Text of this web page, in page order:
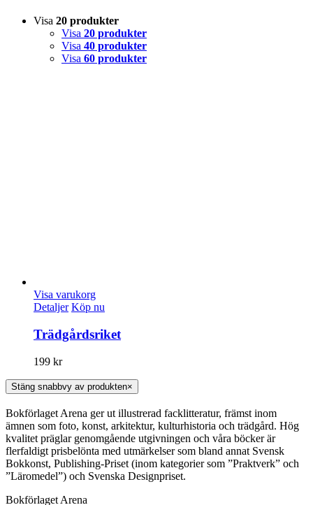
Visa 20 produkter
Visa 20 produkter
Visa 40 produkter
Visa 60 produkter
Visa varukorg
Detaljer Köp nu
Trädgårdsriket
199 kr
Stäng snabbvy av produkten×
Bokförlaget Arena ger ut illustrerad facklitteratur, främst inom
ämnen som foto, konst, arkitektur, kulturhistoria och trädgård. Hög
kvalitet präglar genomgående utgivningen och våra böcker är
flerfaldigt prisbelönta med utmärkelser som bland annat Svensk
Bokkonst, Publishing-Priset (inom kategorier som ”Praktverk” och
”Läromedel”) och Svenska Designpriset.
Bokförlaget Arena